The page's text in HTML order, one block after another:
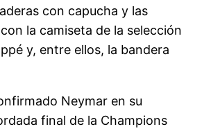
con capucha y las
la camiseta de la selección
y, entre ellos, la bandera
Neymar en su
final de la Champions